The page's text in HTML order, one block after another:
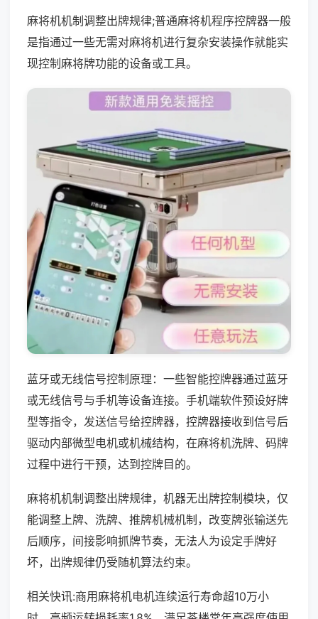
麻将机机制调整出牌规律;普通麻将机程序控牌器一般
是指通过一些无需对麻将机进行复杂安装操作就能实
现控制麻将牌功能的设备或工具。
蓝牙或无线信号控制原理：一些智能控牌器通过蓝牙
或无线信号与手机等设备连接。手机端软件预设好牌
型等指令，发送信号给控牌器，控牌器接收到信号后
驱动内部微型电机或机械结构，在麻将机洗牌、码牌
过程中进行干预，达到控牌目的。
麻将机机制调整出牌规律，机器无出牌控制模块，仅
能调整上牌、洗牌、推牌机械机制，改变牌张输送先
后顺序，间接影响抓牌节奏，无法人为设定手牌好
坏，出牌规律仍受随机算法约束。
相关快讯:商用麻将机电机连续运行寿命超10万小